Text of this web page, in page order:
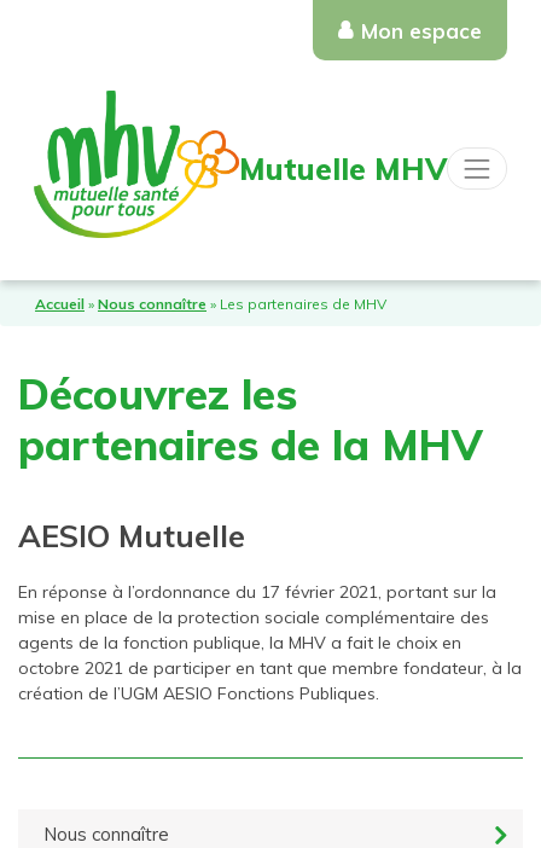
Mon espace
Mutuelle MHV
Accueil » Nous connaître » Les partenaires de MHV
Nous connaître
Découvrez les
partenaires de la MHV
AESIO Mutuelle
En réponse à l’ordonnance du 17 février 2021, portant sur la
mise en place de la protection sociale complémentaire des
agents de la fonction publique, la MHV a fait le choix en
octobre 2021 de participer en tant que membre fondateur, à la
création de l’UGM AESIO Fonctions Publiques.